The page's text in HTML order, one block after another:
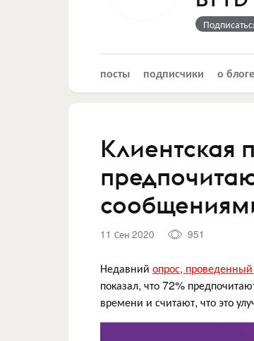
посты подписчики о блоге
Клиентская
11 Сен 2020 951
Недавний опрос,
показал, что 72%
времени и считают, что это